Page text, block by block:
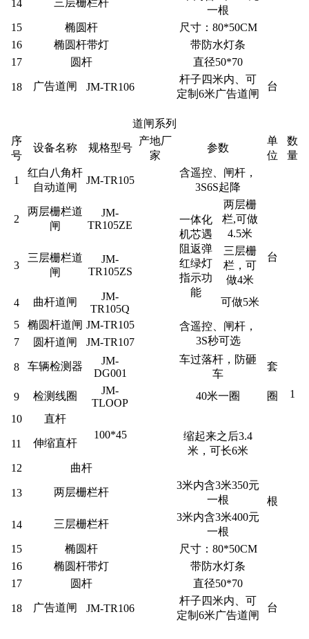
14 三层栅栏杆
一根
15
椭圆杆
尺寸：80*50CM
16
椭圆杆带灯
带防水灯条
17
圆杆 直径50*70
18 广告道闸 JM-TR106
杆子四米内、可
定制6米广告道闸
台
道闸系列
序
号
设备名称 规格型号
产地厂
家
参数
单
位
数
量
1
红白八角杆
自动道闸
JM-TR105
含遥控、闸杆，
3S6S起降
台
1
2
两层栅栏道
闸
JM-
TR105ZE
一体化
机芯遇
阻返弹
红绿灯
指示功
能
两层栅
栏,可做
4.5米
3
三层栅栏道
闸
JM-
TR105ZS
三层栅
栏，可
做4米
4
曲杆道闸
JM-
TR105Q
可做5米
5
椭圆杆道闸 JM-TR105
含遥控、闸杆，
3S秒可选
7 圆杆道闸 JM-TR107
8 车辆检测器
JM-
DG001
车过落杆，防砸
车
套
9 检测线圈
JM-
TLOOP
40米一圈
圈
10
直杆
100*45
根
11 伸缩直杆
缩起来之后3.4
米，可长6米
12
曲杆
13 两层栅栏杆
3米内含3米350元
一根
14 三层栅栏杆
3米内含3米400元
一根
15
椭圆杆
尺寸：80*50CM
16
椭圆杆带灯
带防水灯条
17
圆杆 直径50*70
18 广告道闸 JM-TR106
杆子四米内、可
定制6米广告道闸
台